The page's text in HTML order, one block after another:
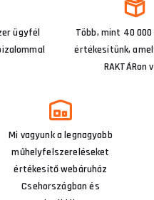
ügyfél
Több, mint 40
értékesítünk,
RAKTÁRon
Mi vagyunk a legnagyobb
műhelyfelszereléseket
értékesítő webáruház
Csehországban és